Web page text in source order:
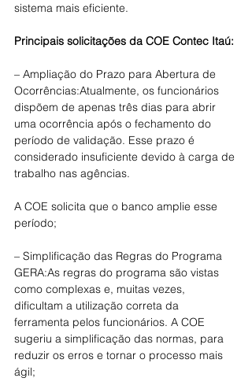
sistema mais eficiente.
Principais solicitações da COE Contec Itaú:
– Ampliação do Prazo para Abertura de
Ocorrências:Atualmente, os funcionários
dispõem de apenas três dias para abrir
uma ocorrência após o fechamento do
período de validação. Esse prazo é
considerado insuficiente devido à carga de
trabalho nas agências.
A COE solicita que o banco amplie esse
período;
– Simplificação das Regras do Programa
GERA:As regras do programa são vistas
como complexas e, muitas vezes,
dificultam a utilização correta da
ferramenta pelos funcionários. A COE
sugeriu a simplificação das normas, para
reduzir os erros e tornar o processo mais
ágil;